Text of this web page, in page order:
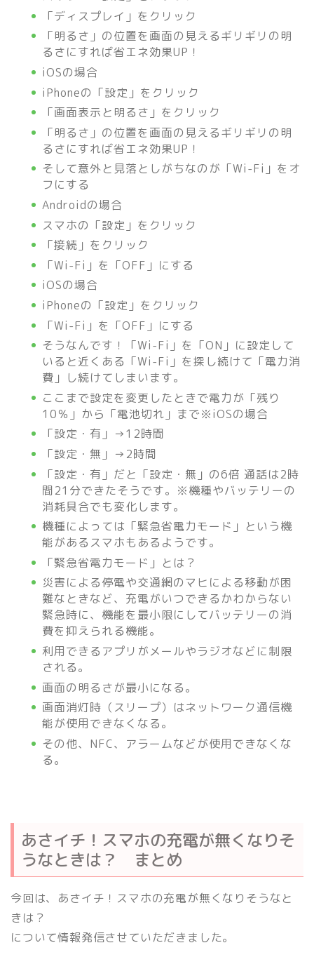
「ディスプレイ」をクリック
「明るさ」の位置を画面の見えるギリギリの明
るさにすれば省エネ効果UP！
iOSの場合
iPhoneの「設定」をクリック
「画面表示と明るさ」をクリック
「明るさ」の位置を画面の見えるギリギリの明
るさにすれば省エネ効果UP！
そして意外と見落としがちなのが「Wi-Fi」をオ
フにする
Androidの場合
スマホの「設定」をクリック
「接続」をクリック
「Wi-Fi」を「OFF」にする
iOSの場合
iPhoneの「設定」をクリック
「Wi-Fi」を「OFF」にする
そうなんです！「Wi-Fi」を「ON」に設定して
いると近くある「Wi-Fi」を探し続けて「電力消
費」し続けてしまいます。
ここまで設定を変更したときで電力が「残り
10％」から「電池切れ」まで※iOSの場合
「設定・有」→12時間
「設定・無」→2時間
「設定・有」だと「設定・無」の6倍 通話は2時
間21分できたそうです。※機種やバッテリーの
消耗具合でも変化します。
機種によっては「緊急省電力モード」という機
能があるスマホもあるようです。
「緊急省電力モード」とは？
災害による停電や交通網のマヒによる移動が困
難なときなど、充電がいつできるかわからない
緊急時に、機能を最小限にしてバッテリーの消
費を抑えられる機能。
利用できるアプリがメールやラジオなどに制限
される。
画面の明るさが最小になる。
画面消灯時（スリープ）はネットワーク通信機
能が使用できなくなる。
その他、NFC、アラームなどが使用できなくな
る。
あさイチ！スマホの充電が無くなりそ
うなときは？ まとめ
今回は、あさイチ！スマホの充電が無くなりそうなと
きは？
について情報発信させていただきました。